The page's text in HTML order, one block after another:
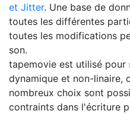
et Jitter. Une base de
toutes les différentes
toutes les modifications
son.
tapemovie est utilisé
dynamique et non-linaire,
nombreux choix sont
contraints dans l'écriture